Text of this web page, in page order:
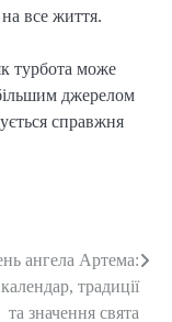
все життя.
турбота може
джерелом
справжня
ангела Артема:
традиції
та значення свята